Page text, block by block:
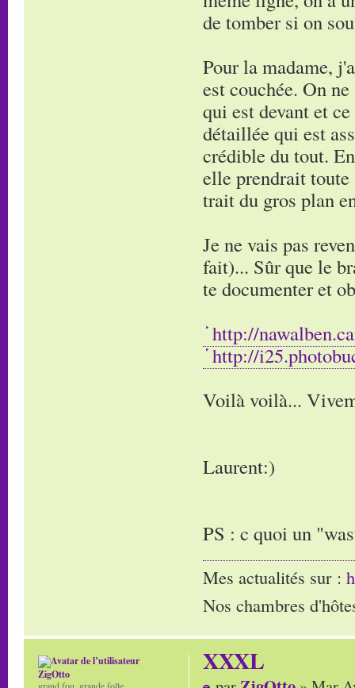
de tomber si on
Pour la madame,
est couchée. On
qui est devant et
détaillée qui est
crédible du tout.
elle prendrait
trait du gros plan
Je ne vais pas
fait)... Sûr que le
te documenter et
http://
http://
Voilà voilà...
Laurent:)
PS : c quoi un
Mes actualités sur :
Nos chambres
XXXL
ZigOtto
grand fou, grande folle